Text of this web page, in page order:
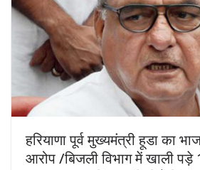
हरियाणा पूर्व मुख्यमंत्री हूडा का
आरोप /बिजली विभाग में खाली